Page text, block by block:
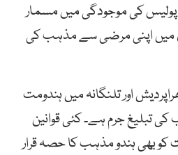
کی موجودگی میں مسمار
ریاستوں میں اپنی مرضی سے مذہب کی
اور تلنگانہ میں ہندومت
تبلیغ جرم ہے۔ کئی قوانین
بھی ہندو مذہب کا حصہ قرار